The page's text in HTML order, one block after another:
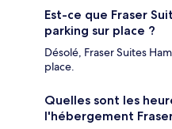
Est-ce que Fraser
parking sur place ?
Désolé, Fraser Suites
place.
Quelles sont les
l'hébergement